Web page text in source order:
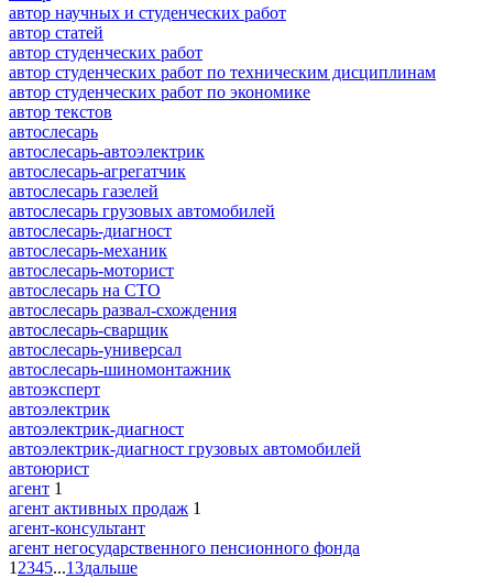
автор научных и студенческих работ
автор статей
автор студенческих работ
автор студенческих работ по техническим дисциплинам
автор студенческих работ по экономике
автор текстов
автослесарь
автослесарь-автоэлектрик
автослесарь-агрегатчик
автослесарь газелей
автослесарь грузовых автомобилей
автослесарь-диагност
автослесарь-механик
автослесарь-моторист
автослесарь на СТО
автослесарь развал-схождения
автослесарь-сварщик
автослесарь-универсал
автослесарь-шиномонтажник
автоэксперт
автоэлектрик
автоэлектрик-диагност
автоэлектрик-диагност грузовых автомобилей
автоюрист
агент 1
агент активных продаж 1
агент-консультант
агент негосударственного пенсионного фонда
1 2345...13дальше